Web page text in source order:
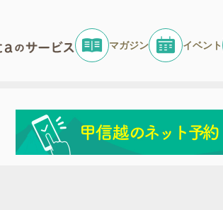
マガジン イベント